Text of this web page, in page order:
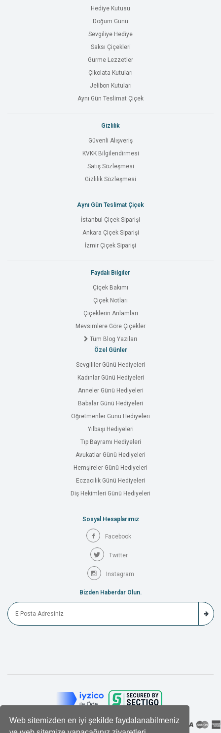
Web sitemizden en iyi şekilde faydalanabilmeniz
Hediye Kutusu
Doğum Günü
Sevgiliye Hediye
Saksı Çiçekleri
Gurme Lezzetler
Çikolata Kutuları
Jelibon Kutuları
Aynı Gün Teslimat Çiçek
Gizlilik
Güvenli Alışveriş
KVKK Bilgilendirmesi
Satış Sözleşmesi
Gizlilik Sözleşmesi
Aynı Gün Teslimat Çiçek
İstanbul Çiçek Siparişi
Ankara Çiçek Siparişi
İzmir Çiçek Siparişi
Faydalı Bilgiler
Çiçek Bakımı
Çiçek Notları
Çiçeklerin Anlamları
Mevsimlere Göre Çiçekler
Tüm Blog Yazıları
Özel Günler
Sevgililer Günü Hediyeleri
Kadınlar Günü Hediyeleri
Anneler Günü Hediyeleri
Babalar Günü Hediyeleri
Öğretmenler Günü Hediyeleri
Yılbaşı Hediyeleri
Tıp Bayramı Hediyeleri
Avukatlar Günü Hediyeleri
Hemşireler Günü Hediyeleri
Eczacılık Günü Hediyeleri
Diş Hekimleri Günü Hediyeleri
Sosyal Hesaplarımız
Facebook
Twitter
Instagram
Bizden Haberdar Olun.